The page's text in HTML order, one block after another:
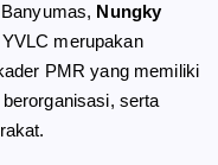
Nungky
merupakan
PMR yang memiliki
serta